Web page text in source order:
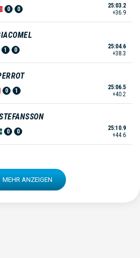
0 0
25:03.2
+36.9
1 0
25:04.6
+38.3
0 1
25:06.5
+40.2
0 0
25:10.9
+44.6
MEHR ANZEIGEN